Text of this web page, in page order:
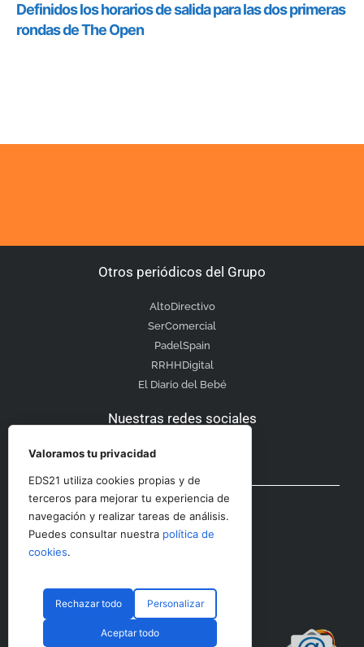
Otros periódicos del Grupo
AltoDirectivo
SerComercial
PadelSpain
RRHHDigital
El Diario del Bebé
Nuestras redes sociales
Otras secciones
Contacto
© CopyRight 2023 RRHHDigital
Valoramos tu privacidad
EDS21 utiliza cookies propias y de
terceros para mejorar tu experiencia de
navegación y realizar tareas de análisis.
Puedes consultar nuestra política de
cookies.
Rechazar todo Personalizar
Aceptar todo